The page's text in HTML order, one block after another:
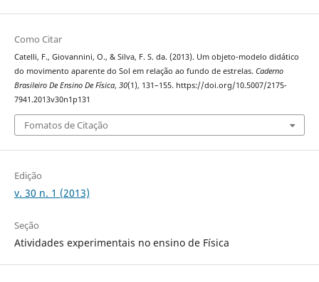
Como Citar
Catelli, F., Giovannini, O., & Silva, F. S. da. (2013). Um objeto-modelo didático
do movimento aparente do Sol em relação ao fundo de estrelas. Caderno
Brasileiro De Ensino De Física, 30(1), 131–155. https://doi.org/10.5007/2175-
7941.2013v30n1p131
Fomatos de Citação
Edição
v. 30 n. 1 (2013)
Seção
Atividades experimentais no ensino de Física